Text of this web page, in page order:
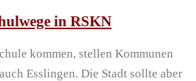
in RSKN
kommen, stellen Kommunen
Esslingen. Die Stadt sollte aber